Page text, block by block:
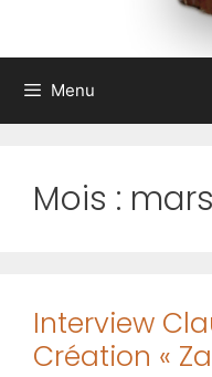
Menu
Mois :
Interview
Création «